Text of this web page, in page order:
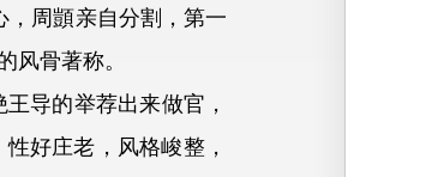
，周顗亲自分割，第一
风骨著称。
导的举荐出来做官，
好庄老，风格峻整，